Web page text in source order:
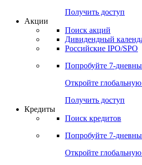
Получить доступ
Акции
Поиск акций
Дивидендный
Российские IPO/SPO
Попробуйте 7-
Откройте
Получить доступ
Кредиты
Поиск кредитов
Попробуйте 7-
Откройте